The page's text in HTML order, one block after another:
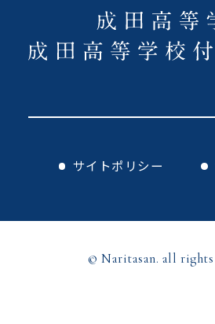
サイトポリシー
© Naritasan. all rights